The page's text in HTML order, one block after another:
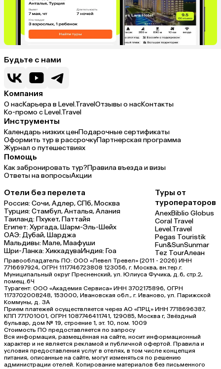
Будьте с нами
Компания
О насКарьера в Level.TravelОтзывы о насКонтакты
Ко-промо с Level.Travel
Инструменты
Календарь низких ценПодарочные сертификаты
Оформить тур в рассрочкуПартнерская программа
Журнал о путешествиях
Помощь
Как забронировать тур?Правила въезда и визы
Ответы на вопросыАкции
Отели без перелета
Россия:Сочи,Адлер,СПб,Москва
Турция:Стамбул,Анталья,Алания
Таиланд:Пхукет,Паттайя
Египет:Хургада,Шарм-Эль-Шейх
ОАЭ:Дубай,Шарджа
Мальдивы:Мале,Маафуши
Шри-Ланка:ХиккадуваИндия:Гоа
Туры от
туроператоров
AnexBiblio Globus
Coral Travel
Level.Travel
Pegas Touristik
Fun&SunSunmar
Tez TourАлеан
Правообладатель ПО: ООО «Левел Тревел» (2011 - 2026) ИНН
7716697924, ОГРН 1117746723808 123056, г. Москва, вн.тер.г.
Муниципальный округ Пресненский, ул. Юлиуса Фучика, д.6, стр.2,
помещ.6Ч
Турагент: ООО «Академия Сервиса» ИНН 3702175896, ОГРН
1173702008248, 153000, Ивановская обл., г. Иваново, ул. Парижской
Коммуны, д. ЗА
Прием платежей осуществляется через АО «ПРЦ» ИНН 7718696387,
КПП 771701001, ОГРН 1087746411741, 129085, Москва г, Звёздный
бульвар, дом № 19, строение 1, эт. 10, пом. 1009
Стоимость ПО предоставляется по запросу
Вся информация, размещённая на сайте, носит информационный
характер и не является рекламой и публичной офертой. Правила и
условия предоставления услуг в отелях, в том числе концепция
питания, описанные на сайте, могут изменяться по решению
администрации отелей. Копирование материалов без письменного